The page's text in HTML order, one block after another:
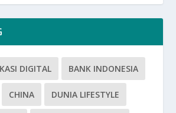
DIGITAL BANK INDONESIA
CHINA DUNIA LIFESTYLE